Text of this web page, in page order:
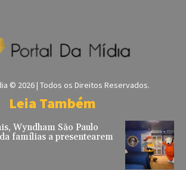
© 2026 | Todos os Direitos Reservados.
Leia Também
Wyndham São Paulo
famílias a presentearem